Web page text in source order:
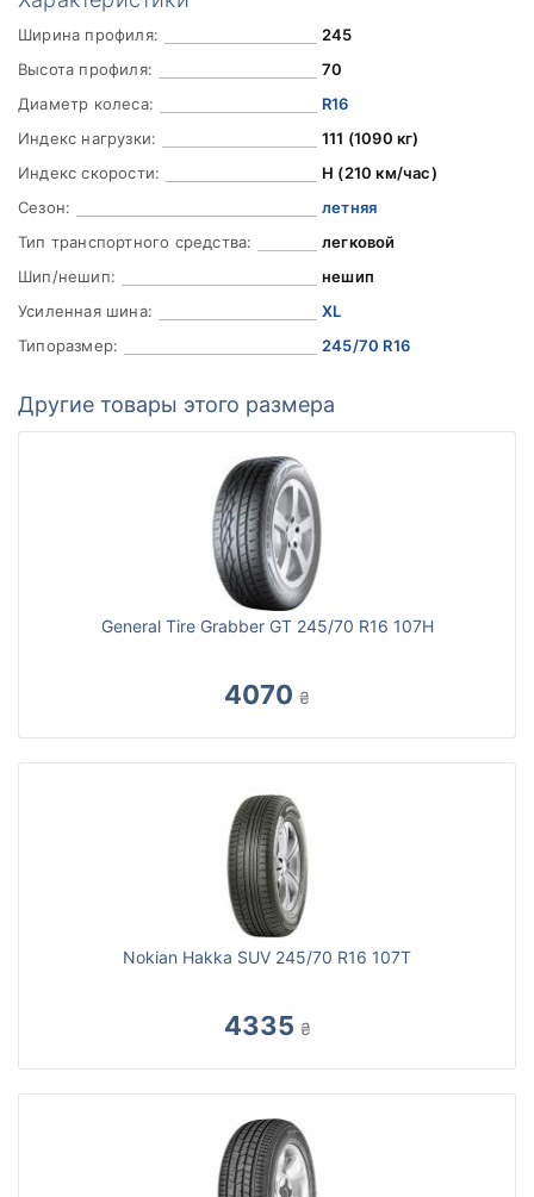
Ширина профиля:
245
Высота профиля:
70
Диаметр колеса:
R16
Индекс нагрузки:
111 (1090 кг)
Индекс скорости:
H (210 км/час)
Сезон:
летняя
Тип транспортного средства:
легковой
Шип/нешип:
нешип
Усиленная шина:
XL
Типоразмер:
245/70 R16
Другие товары этого размера
General Tire Grabber GT 245/70 R16 107H
4070 ₴
Nokian Hakka SUV 245/70 R16 107Т
4335 ₴